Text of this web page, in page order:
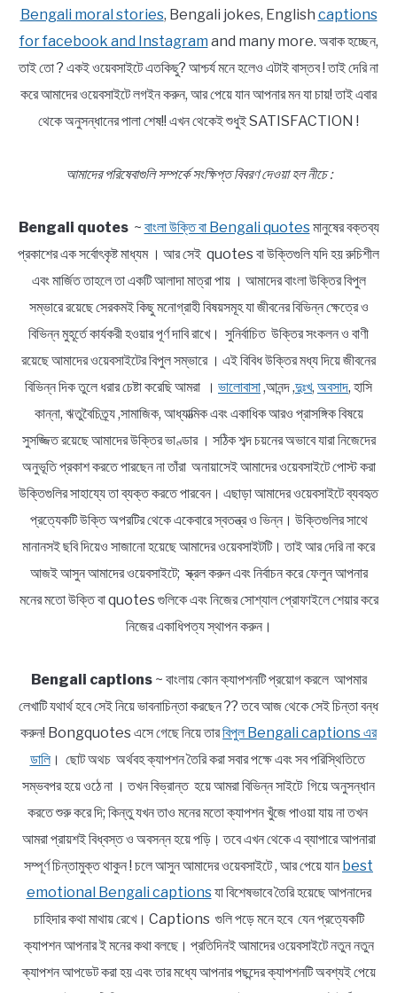
Bengali moral stories, Bengali jokes, English captions
for facebook and Instagram and many more. অবাক হচ্ছেন,
তাই তো ? একই ওয়েবসাইটে এতকিছু? আশ্চর্য মনে হলেও এটাই বাস্তব ! তাই দেরি না
করে আমাদের ওয়েবসাইটে লগইন করুন, আর পেয়ে যান আপনার মন যা চায়! তাই এবার
থেকে অনুসন্ধানের পালা শেষ!! এখন থেকেই শুধুই SATISFACTION !
আমাদের পরিষেবাগুলি সম্পর্কে সংক্ষিপ্ত বিবরণ দেওয়া হল নীচে :
Bengali quotes~ বাংলা উক্তি বা Bengali quotesমানুষের বক্তব্য
প্রকাশের এক সর্বোৎকৃষ্ট মাধ্যম । আর সেই quotes বা উক্তিগুলি যদি হয় রুচিশীল
এবং মার্জিত তাহলে তা একটি আলাদা মাত্রা পায় । আমাদের বাংলা উক্তির বিপুল
সম্ভারে রয়েছে সেরকমই কিছু মনোগ্রাহী বিষয়সমূহ যা জীবনের বিভিন্ন ক্ষেত্রে ও
বিভিন্ন মুহূর্তে কার্যকরী হওয়ার পূর্ণ দাবি রাখে। সুনির্বাচিত উক্তির সংকলন ও বাণী
রয়েছে আমাদের ওয়েবসাইটের বিপুল সম্ভারে । এই বিবিধ উক্তির মধ্য দিয়ে জীবনের
বিভিন্ন দিক তুলে ধরার চেষ্টা করেছি আমরা । ভালোবাসা,আনন্দ ,দুঃখ, অবসাদ, হাসি
কান্না, ঋতুবৈচিত্র্য ,সামাজিক, আধ্যাত্মিক এবং একাধিক আরও প্রাসঙ্গিক বিষয়ে
সুসজ্জিত রয়েছে আমাদের উক্তির ভাণ্ডার । সঠিক শব্দ চয়নের অভাবে যারা নিজেদের
অনুভূতি প্রকাশ করতে পারছেন না তাঁরা অনায়াসেই আমাদের ওয়েবসাইটে পোস্ট করা
উক্তিগুলির সাহায্যে তা ব্যক্ত করতে পারবেন। এছাড়া আমাদের ওয়েবসাইটে ব্যবহৃত
প্রত্যেকটি উক্তি অপরটির থেকে একেবারে স্বতন্ত্র ও ভিন্ন। উক্তিগুলির সাথে
মানানসই ছবি দিয়েও সাজানো হয়েছে আমাদের ওয়েবসাইটটি। তাই আর দেরি না করে
আজই আসুন আমাদের ওয়েবসাইটে; স্ক্রল করুন এবং নির্বাচন করে ফেলুন আপনার
মনের মতো উক্তি বা quotes গুলিকে এবং নিজের সোশ্যাল প্রোফাইলে শেয়ার করে
নিজের একাধিপত্য স্থাপন করুন।
Bengali captions~ বাংলায় কোন ক্যাপশনটি প্রয়োগ করলে আপমার
লেখাটি যথার্থ হবে সেই নিয়ে ভাবনাচিন্তা করছেন ?? তবে আজ থেকে সেই চিন্তা বন্ধ
করুন! Bongquotes এসে গেছে নিয়ে তারবিপুল Bengali captions এর
ডালি। ছোট অথচ অর্থবহ ক্যাপশন তৈরি করা সবার পক্ষে এবং সব পরিস্থিতিতে
সম্ভবপর হয়ে ওঠে না । তখন বিভ্রান্ত হয়ে আমরা বিভিন্ন সাইটে গিয়ে অনুসন্ধান
করতে শুরু করে দি; কিন্তু যখন তাও মনের মতো ক্যাপশন খুঁজে পাওয়া যায় না তখন
আমরা প্রায়শই বিধ্বস্ত ও অবসন্ন হয়ে পড়ি। তবে এখন থেকে এ ব্যাপারে আপনারা
সম্পূর্ণ চিন্তামুক্ত থাকুন ! চলে আসুন আমাদের ওয়েবসাইটে , আর পেয়ে যান best
emotional Bengali captionsযা বিশেষভাবে তৈরি হয়েছে আপনাদের
চাহিদার কথা মাথায় রেখে। Captions গুলি পড়ে মনে হবে যেন প্রত্যেকটি
ক্যাপশন আপনার ই মনের কথা বলছে। প্রতিদিনই আমাদের ওয়েবসাইটে নতুন নতুন
ক্যাপশন আপডেট করা হয় এবং তার মধ্যে আপনার পছন্দের ক্যাপশনটি অবশ্যই পেয়ে